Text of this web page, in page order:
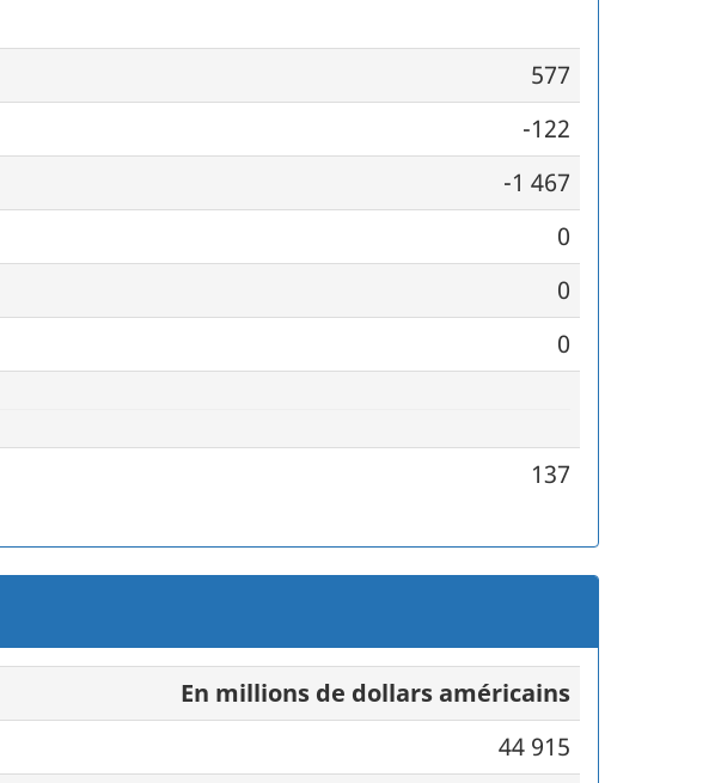
577
-122
-1 467
0
0
0
137
En millions de dollars américains
44 915